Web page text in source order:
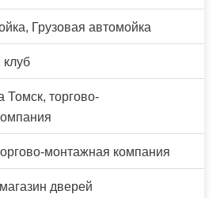
Грузовая автомойка
Томск, торгово-
монтажная компания
дверей